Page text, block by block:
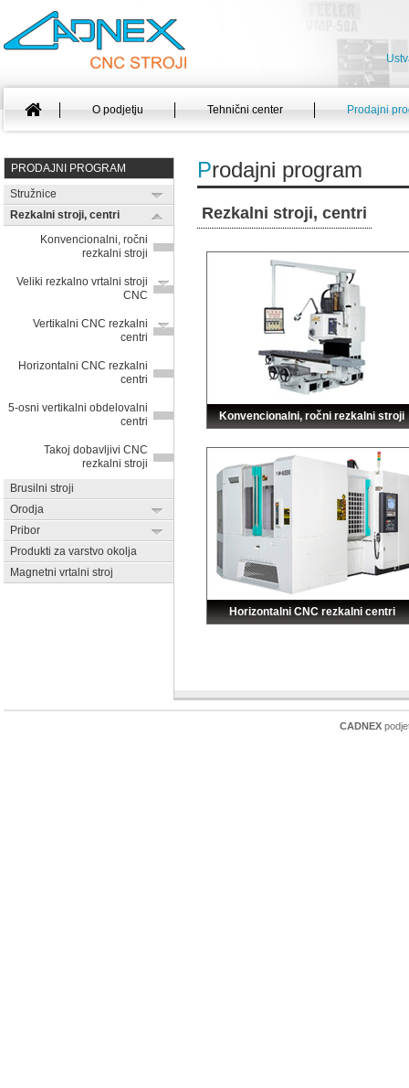
O podjetju Tehnični center Prodajni
PRODAJNI PROGRAM
Stružnice
Rezkalni stroji, centri
Konvencionalni, ročni
rezkalni stroji
Veliki rezkalno vrtalni stroji
CNC
Vertikalni CNC rezkalni
centri
Horizontalni CNC rezkalni
centri
5-osni vertikalni obdelovalni
centri
Takoj dobavljivi CNC
rezkalni stroji
Brusilni stroji
Orodja
Pribor
Produkti za varstvo okolja
Magnetni vrtalni stroj
Prodajni program
Rezkalni stroji, centri
Konvencionalni, ročni rezkalni stroji
Horizontalni CNC rezkalni centri
CADNEX